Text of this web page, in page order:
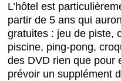
L’hôtel est
partir de 5 ans qui
gratuites : jeu de piste,
piscine, ping-pong,
des DVD rien que pour
prévoir un supplément